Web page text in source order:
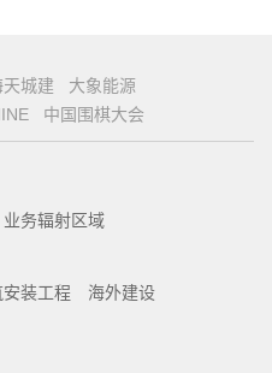
天城建
大象能源
中国围棋大会
业务辐射区域
安装工程
海外建设